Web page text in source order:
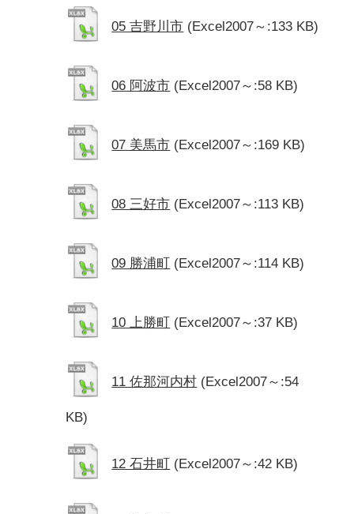
05 吉野川市 (Excel2007～:133 KB)
06 阿波市 (Excel2007～:58 KB)
07 美馬市 (Excel2007～:169 KB)
08 三好市 (Excel2007～:113 KB)
09 勝浦町 (Excel2007～:114 KB)
10 上勝町 (Excel2007～:37 KB)
11 佐那河内村 (Excel2007～:54
KB)
12 石井町 (Excel2007～:42 KB)